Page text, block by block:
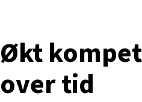
Økt
over tid